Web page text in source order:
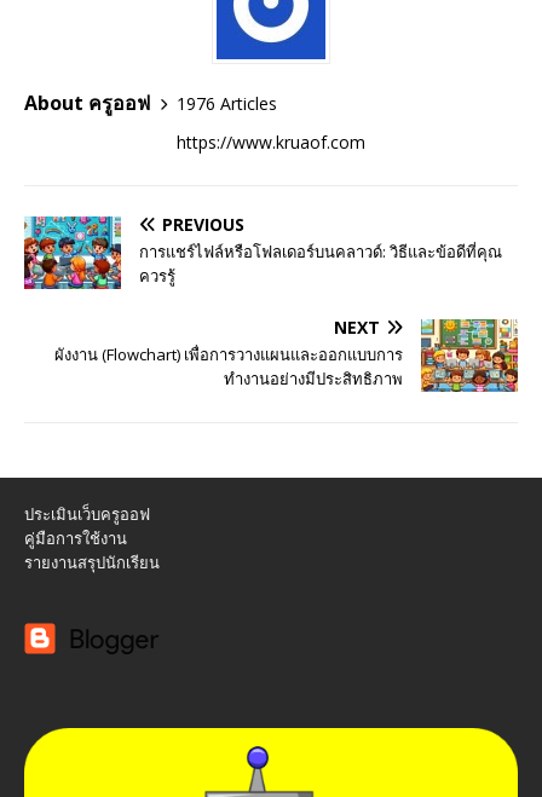
About ครูออฟ
1976 Articles
https://www.kruaof.com
PREVIOUS
การแชร์ไฟล์หรือโฟลเดอร์บนคลาวด์: วิธีและข้อดีที่คุณ
ควรรู้
NEXT
ผังงาน (Flowchart) เพื่อการวางแผนและออกแบบการ
ทำงานอย่างมีประสิทธิภาพ
ประเมินเว็บครูออฟ
คู่มือการใช้งาน
รายงานสรุปนักเรียน